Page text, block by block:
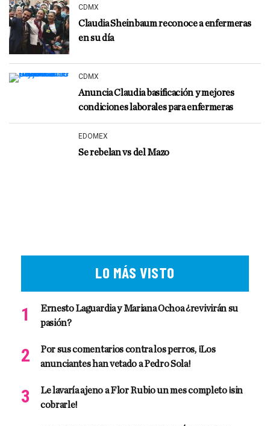
CDMX
Claudia Sheinbaum reconoce a enfermeras
en su día
CDMX
Anuncia Claudia basificación y mejores
condiciones laborales para enfermeras
EDOMEX
Se rebelan vs del Mazo
LO MÁS VISTO
Ernesto Laguardia y Mariana Ochoa ¿revivirán su
pasión?
Por sus comentarios contra los perros, ¡Los
anunciantes han vetado a Pedro Sola!
Le lavaría ajeno a Flor Rubio un mes completo ¡sin
cobrarle!